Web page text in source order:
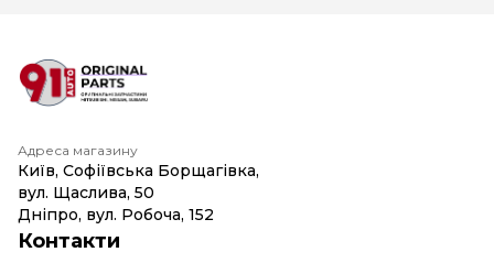
Адреса магазину
Київ, Софіївська Борщагівка,
вул. Щаслива, 50
Дніпро, вул. Робоча, 152
Контакти